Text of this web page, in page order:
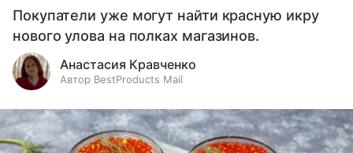
Покупатели уже могут найти красную икру
нового улова на полках магазинов.
Анастасия Кравченко
Автор BestProducts Mail